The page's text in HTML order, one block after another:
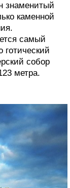
знаменитый
каменной
самый
готический
собор
метра.